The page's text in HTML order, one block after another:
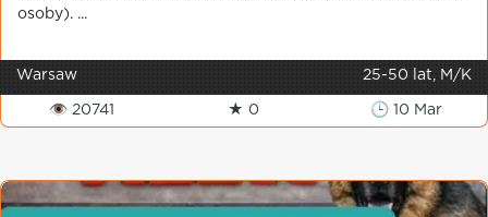
osoby). ...
Warsaw 25-50 lat, M/K
👁 20741 ★ 0 🕒 10 Mar